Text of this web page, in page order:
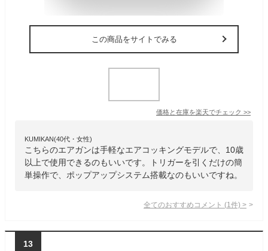
この商品をサイトでみる
価格と在庫を楽天でチェック >>
KUMIKAN(40代・女性)
こちらのエアガンは手軽なエアコッキングモデルで、10歳
以上で使用できるのもいいです。トリガーを引くだけの簡
単操作で、ポップアップシステム搭載なのもいいですね。
全てのおすすめコメント (1 件) >
13